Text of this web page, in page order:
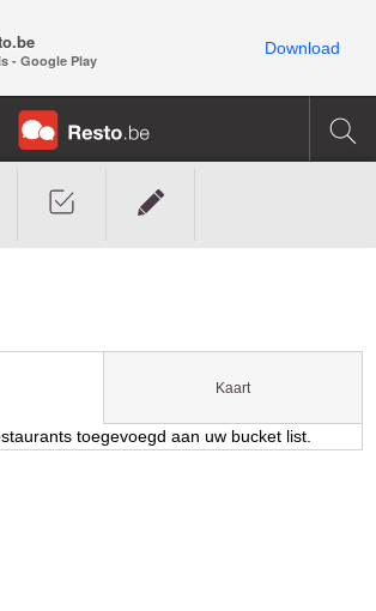
Kaart
toegevoegd aan uw bucket list.
- Google Play
Download